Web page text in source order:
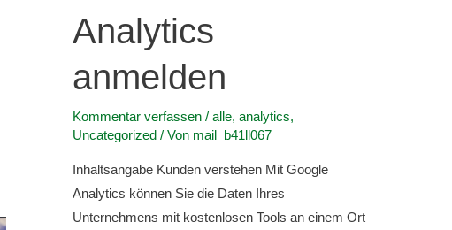
Analytics
anmelden
Kommentar verfassen / alle, analytics,
Uncategorized/ Von mail_b41ll067
Inhaltsangabe Kunden verstehen Mit Google
Analytics können Sie die Daten Ihres
Unternehmens mit kostenlosen Tools an einem Ort